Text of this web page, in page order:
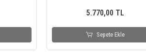
5.770,00 TL
Sepete Ekle